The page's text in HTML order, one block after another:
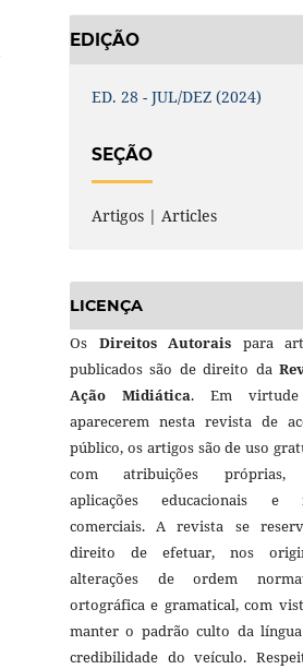
EDIÇÃO
ED. 28 - JUL/DEZ (2024)
SEÇÃO
Artigos | Articles
LICENÇA
Os Direitos Autorais para
publicados são de direito da
Ação Midiática. Em
aparecerem nesta revista de
público, os artigos são de uso
com atribuições próprias,
aplicações educacionais e
comerciais. A revista se
direito de efetuar, nos
alterações de ordem
ortográfica e gramatical, com
manter o padrão culto da
credibilidade do veículo.